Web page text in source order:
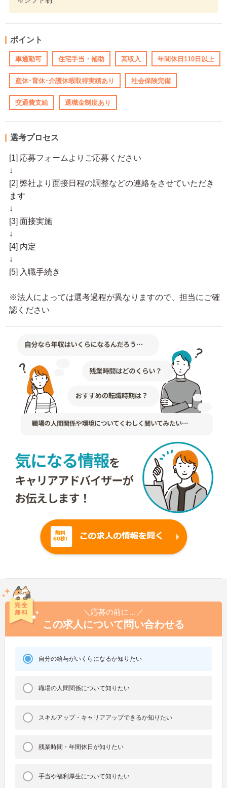
ポイント
車通勤可 住宅手当・補助 高収入 年間休日110日以上
産休･育休･介護休暇取得実績あり 社会保険完備
交通費支給 退職金制度あり
選考プロセス
[1] 応募フォームよりご応募ください
↓
[2] 弊社より面接日程の調整などの連絡をさせていただき
ます
↓
[3] 面接実施
↓
[4] 内定
↓
[5] 入職手続き
※法人によっては選考過程が異なりますので、担当にご確
認ください
＼応募の前に…／
この求人について問い合わせる
自分の給与がいくらになるか知りたい
職場の人間関係について知りたい
スキルアップ・キャリアアップできるか知りたい
残業時間・年間休日が知りたい
手当や福利厚生について知りたい